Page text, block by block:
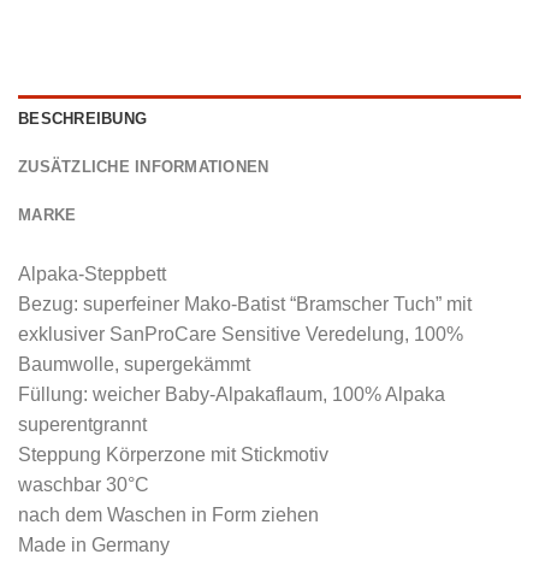
BESCHREIBUNG
ZUSÄTZLICHE INFORMATIONEN
MARKE
Alpaka-Steppbett
Bezug: superfeiner Mako-Batist “Bramscher Tuch” mit
exklusiver SanProCare Sensitive Veredelung, 100%
Baumwolle, supergekämmt
Füllung: weicher Baby-Alpakaflaum, 100% Alpaka
superentgrannt
Steppung Körperzone mit Stickmotiv
waschbar 30°C
nach dem Waschen in Form ziehen
Made in Germany